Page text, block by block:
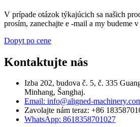
V prípade otázok týkajúcich sa našich
prosím, zanechajte e -mail a my budeme
Dopyt po cene
Kontaktujte nás
Izba 202, budova č. 5, č. 335
Minhang, Šanghaj.
Email: info@aligned-
Zavolajte nám teraz: +86
WhatsApp: 8618358701027